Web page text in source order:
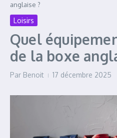
anglaise ?
Loisirs
Quel
de la boxe
Par Benoit 17 décembre 2025